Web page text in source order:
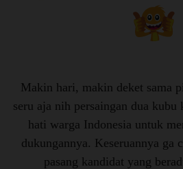
Makin hari, makin deket sama
seru aja nih persaingan dua kubu
hati warga Indonesia untuk
dukungannya. Keseruannya ga
pasang kandidat yang